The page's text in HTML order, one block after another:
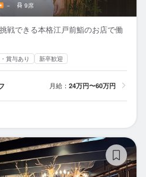
－ 9席
戦できる本格江戸前鮨のお店で働
賞与あり 新卒歓迎
月給： 24万円〜60万円